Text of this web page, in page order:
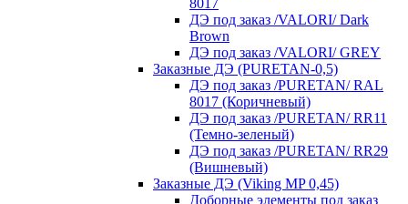
ДЭ под заказ /VALORI/ Dark
Brown
ДЭ под заказ /VALORI/ GREY
Заказные ДЭ (PURETAN-0,5)
ДЭ под заказ /PURETAN/ RAL
8017 (Коричневый)
ДЭ под заказ /PURETAN/ RR11
(Темно-зеленый)
ДЭ под заказ /PURETAN/ RR29
(Вишневый)
Заказные ДЭ (Viking MP 0,45)
Доборные элементы под заказ